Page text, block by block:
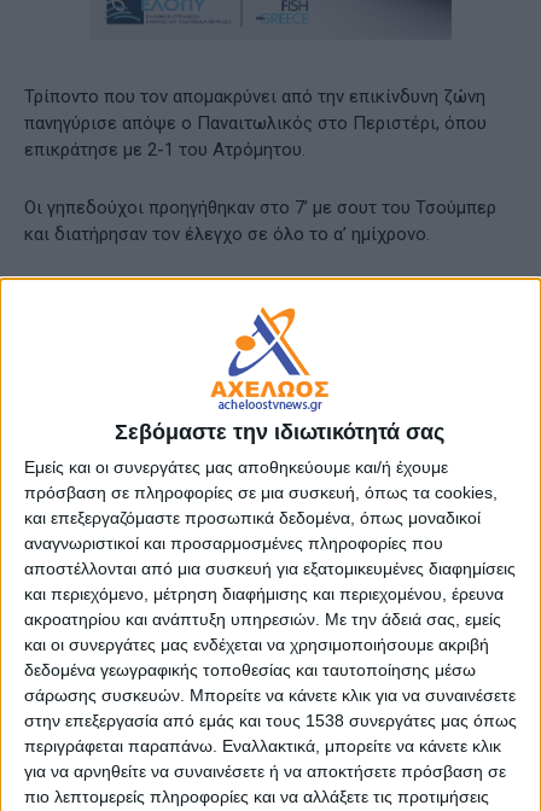
Σεβόμαστε την ιδιωτικότητά σας
Εμείς και οι συνεργάτες μας αποθηκεύουμε και/ή έχουμε
πρόσβαση σε πληροφορίες σε μια συσκευή, όπως τα cookies,
και επεξεργαζόμαστε προσωπικά δεδομένα, όπως μοναδικοί
αναγνωριστικοί και προσαρμοσμένες πληροφορίες που
αποστέλλονται από μια συσκευή για εξατομικευμένες διαφημίσεις
και περιεχόμενο, μέτρηση διαφήμισης και περιεχομένου, έρευνα
ακροατηρίου και ανάπτυξη υπηρεσιών. Με την άδειά σας, εμείς
και οι συνεργάτες μας ενδέχεται να χρησιμοποιήσουμε ακριβή
δεδομένα γεωγραφικής τοποθεσίας και ταυτοποίησης μέσω
σάρωσης συσκευών. Μπορείτε να κάνετε κλικ για να συναινέσετε
στην επεξεργασία από εμάς και τους 1538 συνεργάτες μας όπως
περιγράφεται παραπάνω. Εναλλακτικά, μπορείτε να κάνετε κλικ
για να αρνηθείτε να συναινέσετε ή να αποκτήσετε πρόσβαση σε
πιο λεπτομερείς πληροφορίες και να αλλάξετε τις προτιμήσεις
Τρίποντο που τoν απομακρύνει από την επικίνδυνη ζώνη
πανηγύρισε απόψε o Παναιτωλικός στο Περιστέρι, όπου
επικράτησε με 2-1 του Ατρόμητου.
Οι γηπεδούχοι προηγήθηκαν στο 7’ με σουτ του Τσούμπερ
και διατήρησαν τον έλεγχο σε όλο το α’ ημίχρονο.
μεγαλύτερη αποτελεσματικότατα στη συνέχεια και
κατάφερε να ανατρέψει τα δεδομένα. Αρχικά στο 51’ ο
Ματσάν που μπήκε ως αλλαγή με ωραία προσπάθεια και
σουτ ισοφάρισε. Στο 62’ ο Χουάν Γκαρσία κέρδισε πέναλτι
με το οποίο ο ίδιος ευστόχησε (φωτο) και διαμόρφωσε το
Αγωνίστηκαν οι: Κουτσερένκο, Μαυρίας, Κόγιτς, Γκράναθ,
Αποστολόπουλος, Μλάντεν, Εστεμπάν (46’ Ματσάν), Σατσιάς
(46’ Μπουχαλάκης), Λομπάτο (66’ Άλεξιτς), Σμυρλής (87’
Μανρίκε), Χ. Γκαρσία (76’ Μπάντζι).
- Advertisement -
LATEST NEWS